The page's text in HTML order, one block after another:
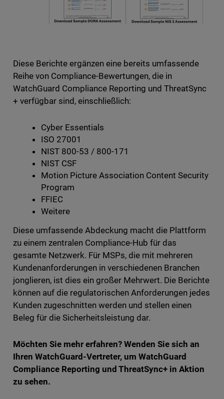
Diese Berichte ergänzen eine bereits umfassende
Reihe von Compliance-Bewertungen, die in
WatchGuard Compliance Reporting und ThreatSync
+ verfügbar sind, einschließlich:
Cyber Essentials
ISO 27001
NIST 800-53 / 800-171
NIST CSF
Motion Picture Association Content Security
Program
FFIEC
Weitere
Diese umfassende Abdeckung macht die Plattform
zu einem zentralen Compliance-Hub für das
gesamte Netzwerk. Für MSPs, die mit mehreren
Kundenanforderungen in verschiedenen Branchen
jonglieren, ist dies ein großer Mehrwert. Die Berichte
können auf die regulatorischen Anforderungen jedes
Kunden zugeschnitten werden und stellen einen
Beleg für die Sicherheitsleistung dar.
Möchten Sie mehr erfahren? Wenden Sie sich an
Ihren WatchGuard-Vertreter, um WatchGuard
Compliance Reporting und ThreatSync+ in Aktion
zu sehen.